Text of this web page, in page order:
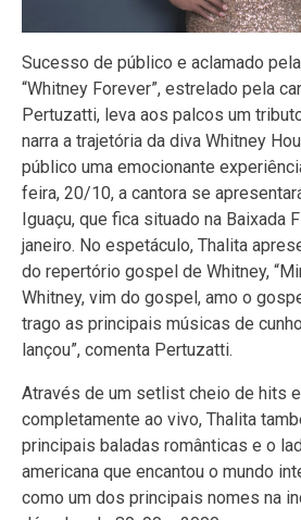
Sucesso de público e aclamado
“Whitney Forever”, estrelado pela
Pertuzatti, leva aos palcos um
narra a trajetória da diva Whitney
público uma emocionante
feira, 20/10, a cantora se
Iguaçu, que fica situado na Baixada
janeiro. No espetáculo, Thalita
do repertório gospel de Whitney,
Whitney, vim do gospel, amo o
trago as principais músicas de
lançou”, comenta Pertuzatti.
Através de um setlist cheio de hits
completamente ao vivo, Thalita
principais baladas românticas e o
americana que encantou o mundo
como um dos principais nomes na